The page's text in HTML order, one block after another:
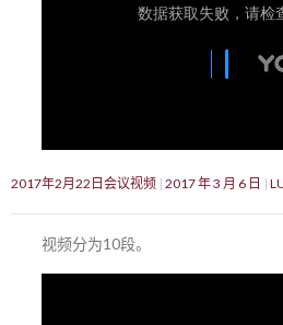
2017年2月22日会议视频 2017 年 3 月 6 日
视频分为10段。